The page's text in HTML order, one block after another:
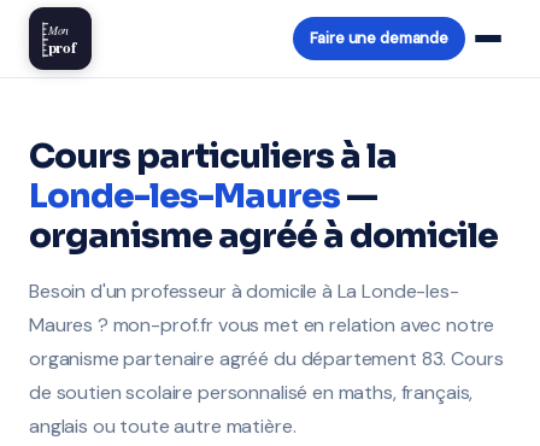
Mon
prof Faire une demande
Cours particuliers à la
Londe-les-Maures—
organisme agréé à domicile
Besoin d'un professeur à domicile à La Londe-les-
Maures ? mon-prof.fr vous met en relation avec notre
organisme partenaire agréé du département 83. Cours
de soutien scolaire personnalisé en maths, français,
anglais ou toute autre matière.